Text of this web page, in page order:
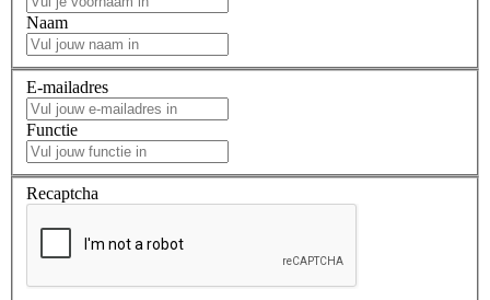
Naam
E-mailadres
Functie
Recaptcha